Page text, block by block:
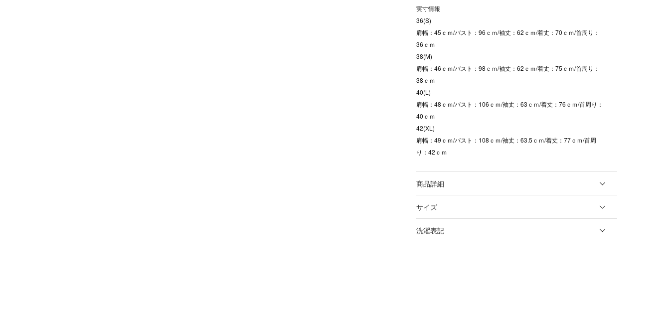
実寸情報
36(S)
肩幅：45ｃｍ/バスト：96ｃｍ/袖丈：62ｃｍ/着丈：70ｃｍ/首周り：
36ｃｍ
38(M)
肩幅：46ｃｍ/バスト：98ｃｍ/袖丈：62ｃｍ/着丈：75ｃｍ/首周り：
38ｃｍ
40(L)
肩幅：48ｃｍ/バスト：106ｃｍ/袖丈：63ｃｍ/着丈：76ｃｍ/首周り：
40ｃｍ
42(XL)
肩幅：49ｃｍ/バスト：108ｃｍ/袖丈：63.5ｃｍ/着丈：77ｃｍ/首周
り：42ｃｍ
商品詳細
サイズ
洗濯表記